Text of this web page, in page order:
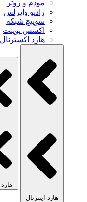
مودم و روتر
رادیو وایرلس
سوییچ شبکه
اکسس پوینت
هارد اکسترنال
هارد اینترنال
هارد SSD